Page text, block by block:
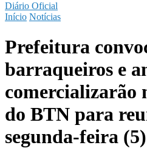
Diário Oficial
Início Notícias
Prefeitura
barraqueiros e
comercializarão
do BTN para
segunda-feira (5)